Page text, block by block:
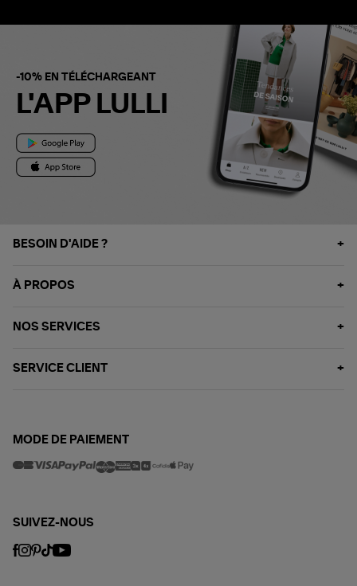
-10% EN TÉLÉCHARGEANT
L'APP LULLI
BESOIN D'AIDE ?
À PROPOS
NOS SERVICES
SERVICE CLIENT
MODE DE PAIEMENT
SUIVEZ-NOUS